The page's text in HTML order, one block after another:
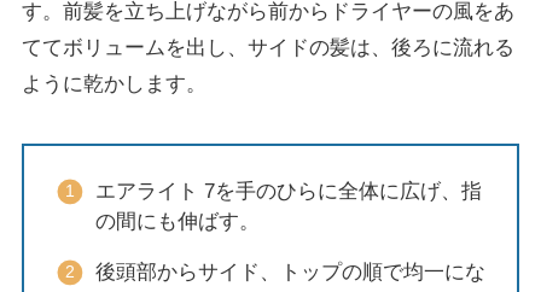
す。前髪を立ち上げながら前からドライヤーの風をあ
ててボリュームを出し、サイドの髪は、後ろに流れる
ように乾かします。
エアライト 7を手のひらに全体に広げ、指
の間にも伸ばす。
後頭部からサイド、トップの順で均一にな